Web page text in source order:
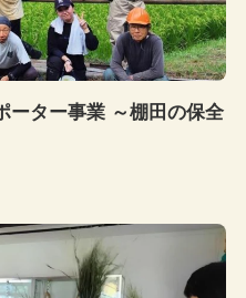
ーター事業 ～棚田の保全